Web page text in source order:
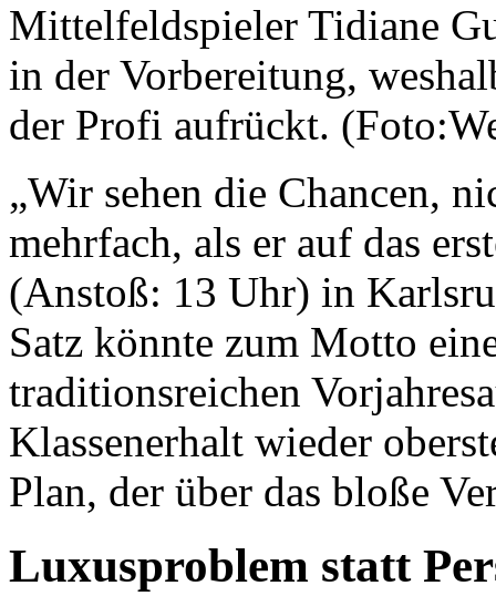
Mittelfeldspieler Tidiane
in der Vorbereitung,
der Profi aufrückt.
„Wir sehen die Chancen,
mehrfach, als er auf das
(Anstoß: 13 Uhr) in
Satz könnte zum Motto
traditionsreichen
Klassenerhalt wieder
Plan, der über das bloße
Luxusproblem statt